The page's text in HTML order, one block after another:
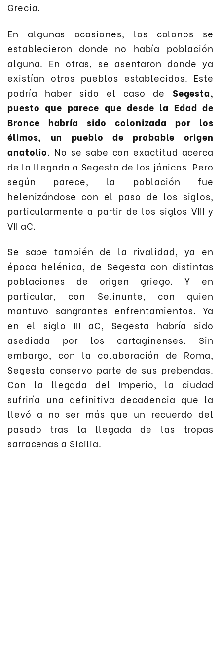
Grecia.
En algunas ocasiones, los colonos se
establecieron donde no había población
alguna. En otras, se asentaron donde ya
existían otros pueblos establecidos. Este
podría haber sido el caso de Segesta,
puesto que parece que desde la Edad de
Bronce habría sido colonizada por los
élimos, un pueblo de probable origen
anatolio. No se sabe con exactitud acerca
de la llegada a Segesta de los jónicos. Pero
según parece, la población fue
helenizándose con el paso de los siglos,
particularmente a partir de los siglos VIII y
VII aC.
Se sabe también de la rivalidad, ya en
época helénica, de Segesta con distintas
poblaciones de origen griego. Y en
particular, con Selinunte, con quien
mantuvo sangrantes enfrentamientos. Ya
en el siglo III aC, Segesta habría sido
asediada por los cartaginenses. Sin
embargo, con la colaboración de Roma,
Segesta conservo parte de sus prebendas.
Con la llegada del Imperio, la ciudad
sufriría una definitiva decadencia que la
llevó a no ser más que un recuerdo del
pasado tras la llegada de las tropas
sarracenas a Sicilia.